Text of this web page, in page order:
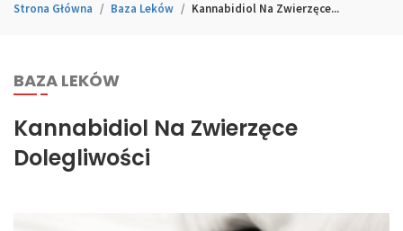
Strona Główna Baza Leków Kannabidiol Na Zwierzęce...
BAZA LEKÓW
Kannabidiol Na Zwierzęce
Dolegliwości